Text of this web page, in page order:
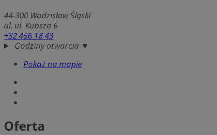
44-300 Wodzisław Śląski
ul. ul. Kubsza 6
+32 456 18 43
Godziny otwarcia ▼
Pokaż na mapie
Oferta